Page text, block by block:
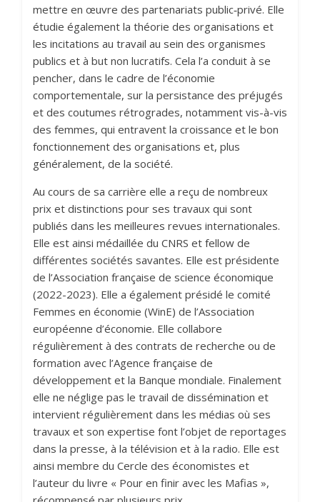
mettre en œuvre des partenariats public‐privé. Elle
étudie également la théorie des organisations et
les incitations au travail au sein des organismes
publics et à but non lucratifs. Cela l’a conduit à se
pencher, dans le cadre de l’économie
comportementale, sur la persistance des préjugés
et des coutumes rétrogrades, notamment vis-à-vis
des femmes, qui entravent la croissance et le bon
fonctionnement des organisations et, plus
généralement, de la société.
Au cours de sa carrière elle a reçu de nombreux
prix et distinctions pour ses travaux qui sont
publiés dans les meilleures revues internationales.
Elle est ainsi médaillée du CNRS et fellow de
différentes sociétés savantes. Elle est présidente
de l’Association française de science économique
(2022-2023). Elle a également présidé le comité
Femmes en économie (WinE) de l’Association
européenne d’économie. Elle collabore
régulièrement à des contrats de recherche ou de
formation avec l’Agence française de
développement et la Banque mondiale. Finalement
elle ne néglige pas le travail de dissémination et
intervient régulièrement dans les médias où ses
travaux et son expertise font l’objet de reportages
dans la presse, à la télévision et à la radio. Elle est
ainsi membre du Cercle des économistes et
l’auteur du livre « Pour en finir avec les Mafias »,